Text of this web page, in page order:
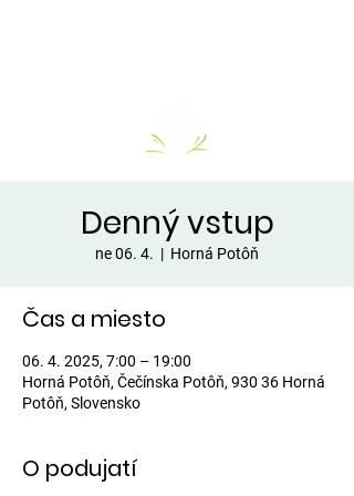
Denný vstup
ne 06. 4.
  |
Horná Potôň
Čas a miesto
06. 4. 2025, 7:00 – 19:00
Horná Potôň, Čečínska Potôň, 930 36 Horná
Potôň, Slovensko
O podujatí